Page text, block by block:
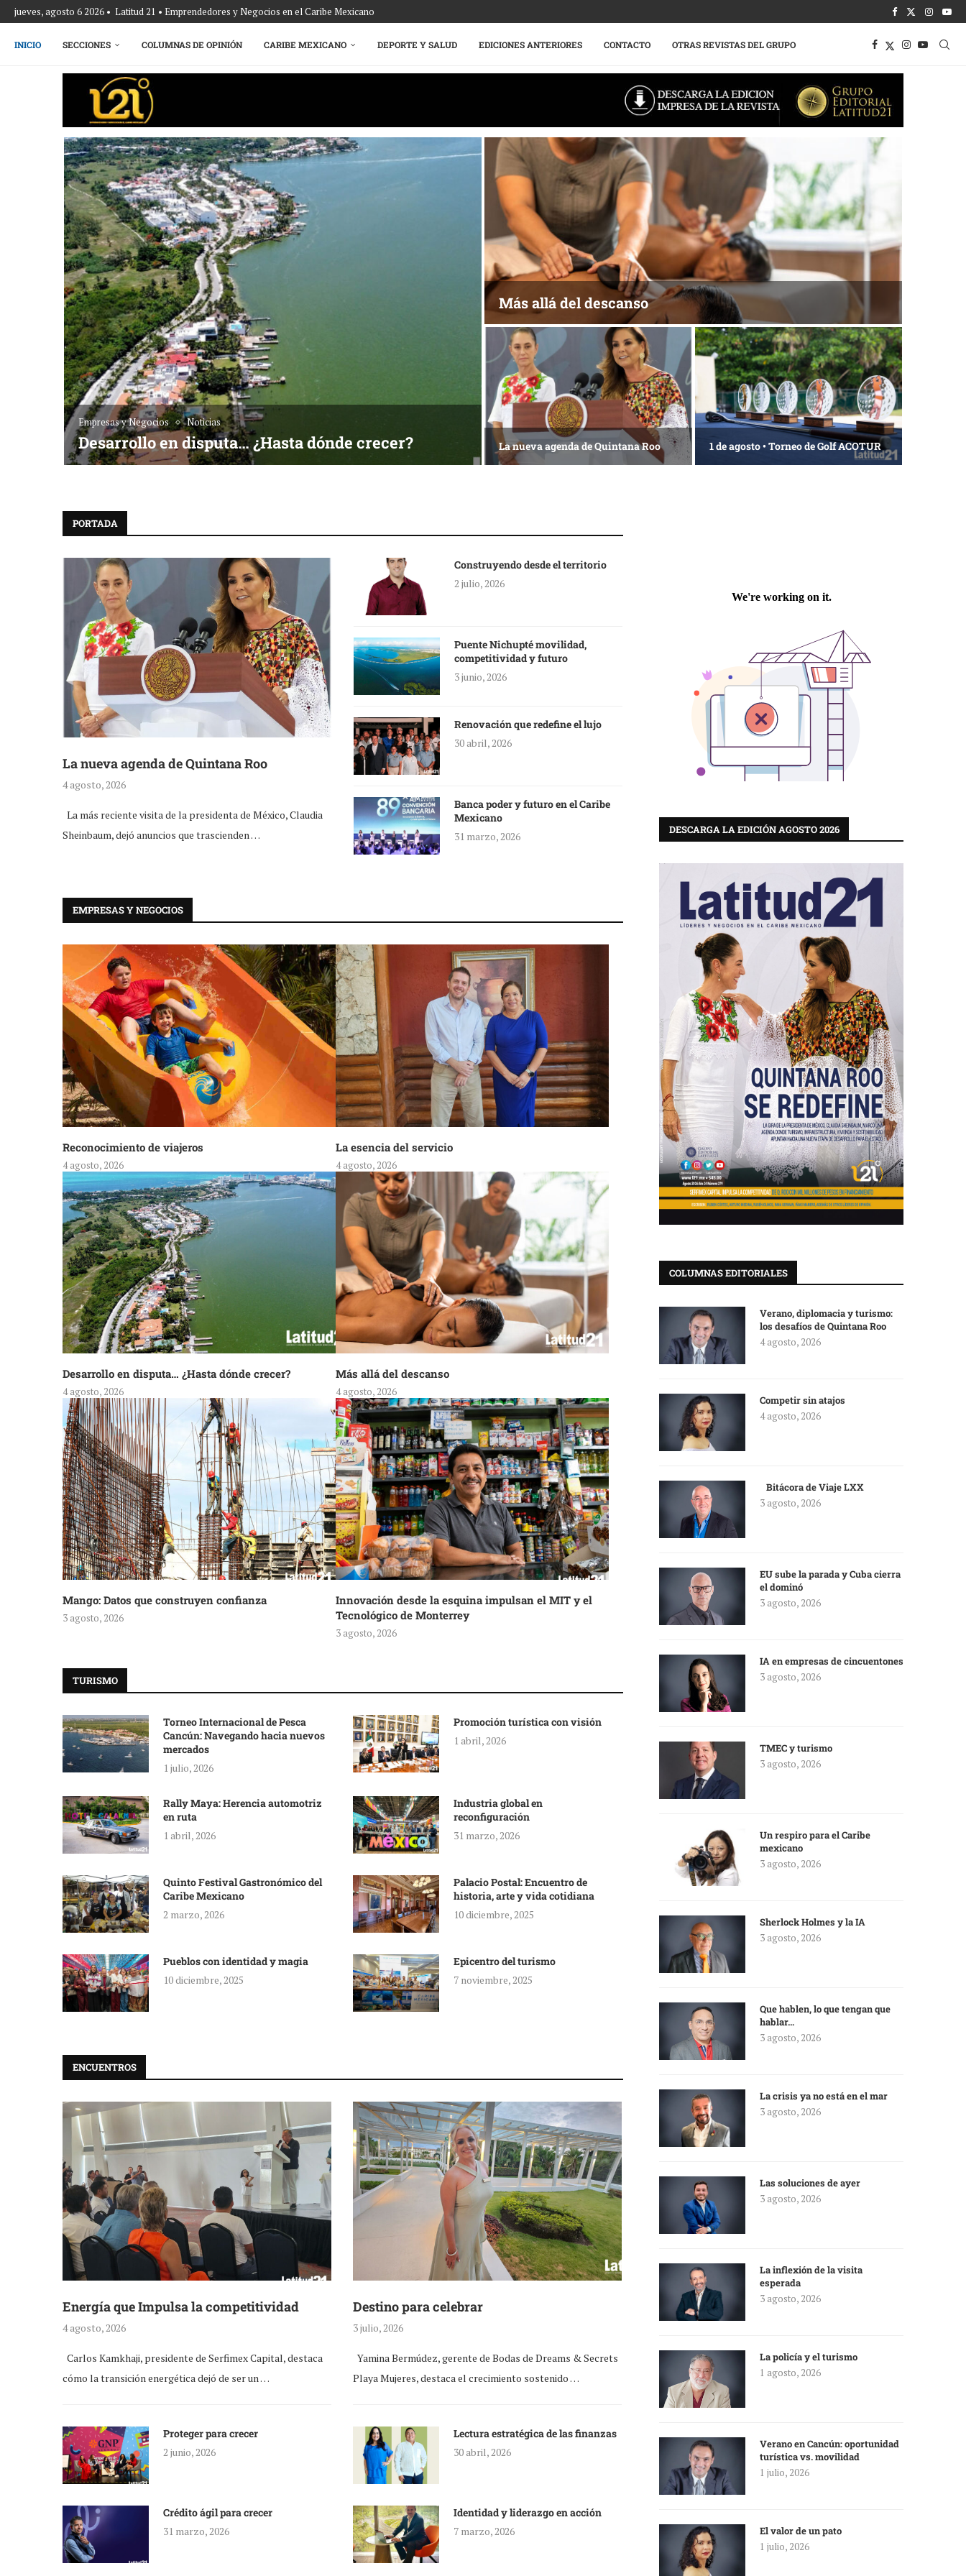
jueves, agosto 6 2026 • Latitud 21 • Emprendedores y Negocios en el Caribe Mexicano
INICIO SECCIONES COLUMNAS DE OPINIÓN CARIBE MEXICANO DEPORTE Y SALUD EDICIONES ANTERIORES CONTACTO OTRAS REVISTAS DEL GRUPO
Empresas y Negocios Noticias
Desarrollo en disputa… ¿Hasta dónde crecer?
Más allá del descanso
La nueva agenda de Quintana Roo 1 de agosto • Torneo de Golf ACOTUR
PORTADA
La nueva agenda de Quintana Roo
4 agosto, 2026
La más reciente visita de la presidenta de México, Claudia
Sheinbaum, dejó anuncios que trascienden …
Construyendo desde el territorio
2 julio, 2026
Puente Nichupté movilidad,
competitividad y futuro
3 junio, 2026
Renovación que redefine el lujo
30 abril, 2026
Banca poder y futuro en el Caribe
Mexicano
31 marzo, 2026
EMPRESAS Y NEGOCIOS
Reconocimiento de viajeros
4 agosto, 2026
La esencia del servicio
4 agosto, 2026
Desarrollo en disputa… ¿Hasta dónde crecer?
4 agosto, 2026
Más allá del descanso
4 agosto, 2026
Mango: Datos que construyen confianza
3 agosto, 2026
Innovación desde la esquina impulsan el MIT y el
Tecnológico de Monterrey
3 agosto, 2026
TURISMO
Torneo Internacional de Pesca
Cancún: Navegando hacia nuevos
mercados
1 julio, 2026
Promoción turística con visión
1 abril, 2026
Rally Maya: Herencia automotriz
en ruta
1 abril, 2026
Industria global en
reconfiguración
31 marzo, 2026
Quinto Festival Gastronómico del
Caribe Mexicano
2 marzo, 2026
Palacio Postal: Encuentro de
historia, arte y vida cotidiana
10 diciembre, 2025
Pueblos con identidad y magia
10 diciembre, 2025
Epicentro del turismo
7 noviembre, 2025
ENCUENTROS
Energía que Impulsa la competitividad
4 agosto, 2026
Carlos Kamkhaji, presidente de Serfimex Capital, destaca
cómo la transición energética dejó de ser un …
Destino para celebrar
3 julio, 2026
Yamina Bermúdez, gerente de Bodas de Dreams & Secrets
Playa Mujeres, destaca el crecimiento sostenido …
Proteger para crecer
2 junio, 2026
Lectura estratégica de las finanzas
30 abril, 2026
Crédito ágil para crecer
31 marzo, 2026
Identidad y liderazgo en acción
7 marzo, 2026
DESCARGA LA EDICIÓN AGOSTO 2026
COLUMNAS EDITORIALES
Verano, diplomacia y turismo:
los desafíos de Quintana Roo
4 agosto, 2026
Competir sin atajos
4 agosto, 2026
Bitácora de Viaje LXX
3 agosto, 2026
EU sube la parada y Cuba cierra
el dominó
3 agosto, 2026
IA en empresas de cincuentones
3 agosto, 2026
TMEC y turismo
3 agosto, 2026
Un respiro para el Caribe
mexicano
3 agosto, 2026
Sherlock Holmes y la IA
3 agosto, 2026
Que hablen, lo que tengan que
hablar…
3 agosto, 2026
La crisis ya no está en el mar
3 agosto, 2026
Las soluciones de ayer
3 agosto, 2026
La inflexión de la visita
esperada
3 agosto, 2026
La policía y el turismo
1 agosto, 2026
Verano en Cancún: oportunidad
turística vs. movilidad
1 julio, 2026
El valor de un pato
1 julio, 2026